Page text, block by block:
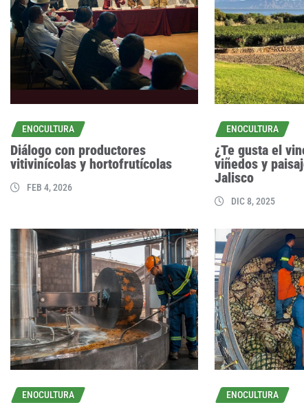
ENOCULTURA
Diálogo con productores
vitivinícolas y hortofrutícolas
FEB 4, 2026
ENOCULTURA
¿Te gusta el
viñedos y
Jalisco
DIC 8, 2025
ENOCULTURA ENOCULTURA